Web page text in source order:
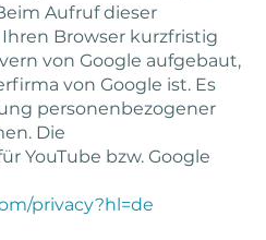
Aufruf dieser
Browser kurzfristig
von Google aufgebaut,
von Google ist. Es
personenbezogener
Die
YouTube bzw. Google
privacy?hl=de